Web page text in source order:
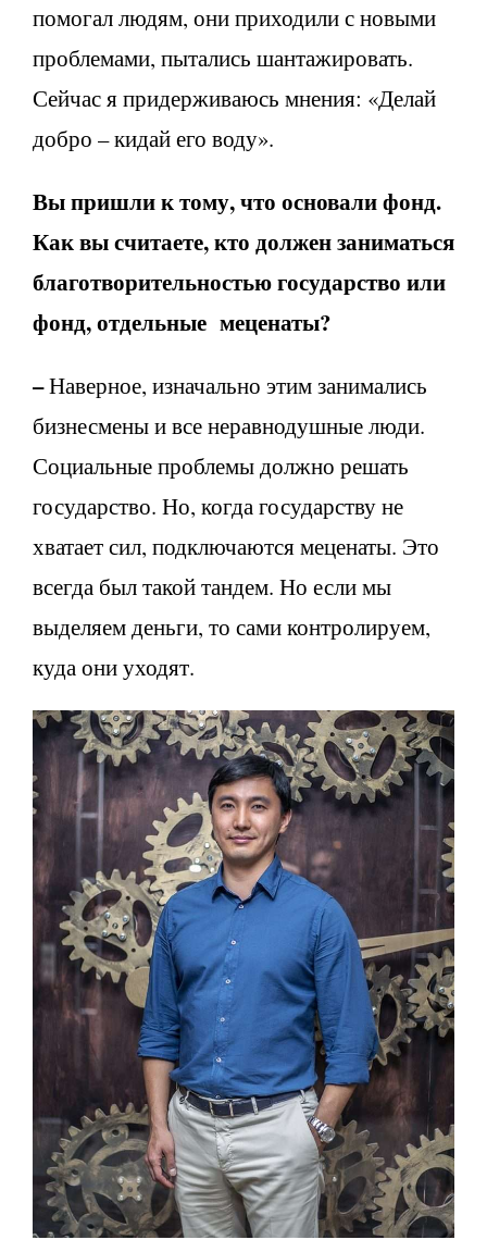
помогал людям, они приходили с новыми
проблемами, пытались шантажировать.
Сейчас я придерживаюсь мнения: «Делай
добро – кидай его воду».
Вы пришли к тому, что основали фонд.
Как вы считаете, кто должен заниматься
благотворительностью государство или
фонд, отдельные меценаты?
–Наверное, изначально этим занимались
бизнесмены и все неравнодушные люди.
Социальные проблемы должно решать
государство. Но, когда государству не
хватает сил, подключаются меценаты. Это
всегда был такой тандем. Но если мы
выделяем деньги, то сами контролируем,
куда они уходят.